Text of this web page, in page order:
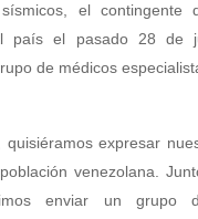
el contingente
país el pasado 28 de
de médicos
quisiéramos expresar
venezolana.
enviar un grupo